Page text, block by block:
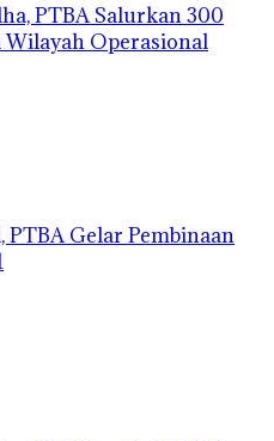
PTBA Salurkan 300
Wilayah Operasional
Gelar Pembinaan